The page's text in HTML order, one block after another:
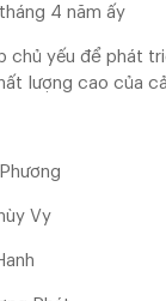
4 năm ấy
chủ yếu để phát
lượng cao của
Vy